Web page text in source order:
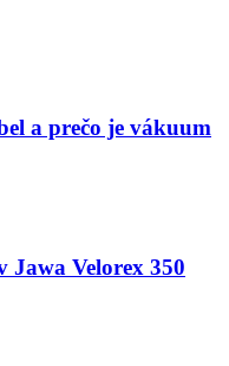
a prečo je vákuum
Jawa Velorex 350